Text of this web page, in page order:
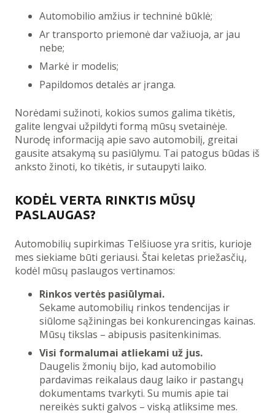
Automobilio amžius ir techninė būklė;
Ar transporto priemonė dar važiuoja, ar jau
nebe;
Markė ir modelis;
Papildomos detalės ar įranga.
Norėdami sužinoti, kokios sumos galima tikėtis,
galite lengvai užpildyti formą mūsų svetainėje.
Nurodę informaciją apie savo automobilį, greitai
gausite atsakymą su pasiūlymu. Tai patogus būdas iš
anksto žinoti, ko tikėtis, ir sutaupyti laiko.
KODĖL VERTA RINKTIS MŪSŲ
PASLAUGAS?
Automobilių supirkimas Telšiuose yra sritis, kurioje
mes siekiame būti geriausi. Štai keletas priežasčių,
kodėl mūsų paslaugos vertinamos:
Rinkos vertės pasiūlymai.
Sekame automobilių rinkos tendencijas ir
siūlome sąžiningas bei konkurencingas kainas.
Mūsų tikslas – abipusis pasitenkinimas.
Visi formalumai atliekami už jus.
Daugelis žmonių bijo, kad automobilio
pardavimas reikalaus daug laiko ir pastangų
dokumentams tvarkyti. Su mumis apie tai
nereikės sukti galvos – viską atliksime mes.